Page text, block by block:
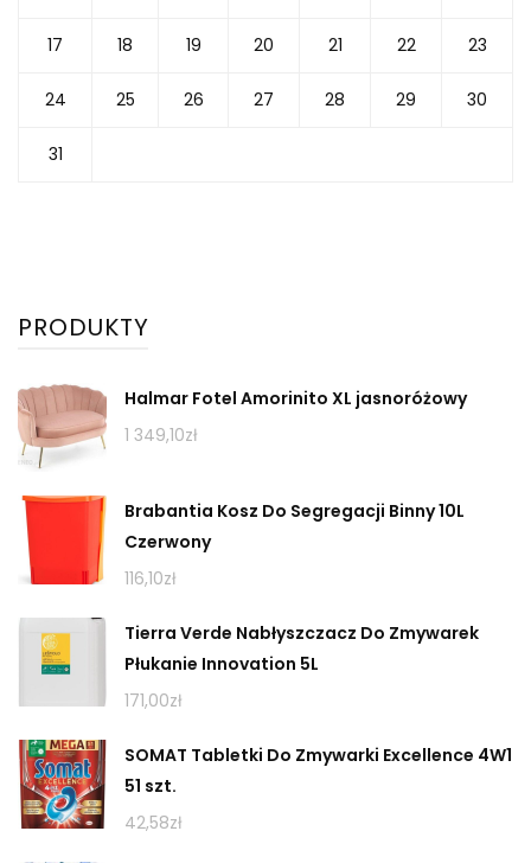
17 18 19 20 21 22 23
24 25 26 27 28 29 30
31
PRODUKTY
Halmar Fotel Amorinito XL jasnoróżowy
1 349,10zł
Brabantia Kosz Do Segregacji Binny 10L
Czerwony
116,10zł
Tierra Verde Nabłyszczacz Do Zmywarek
Płukanie Innovation 5L
171,00zł
SOMAT Tabletki Do Zmywarki Excellence 4W1
51 szt.
42,58zł